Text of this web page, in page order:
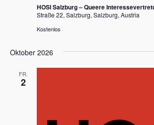
HOSI Salzburg – Queere
Straße 22, Salzburg, Salzburg, Austria
Kostenlos
Oktober 2026
FR.
2